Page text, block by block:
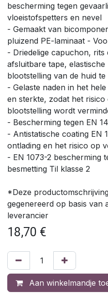
bescherming tegen
vloeistofspetters en nevel
- Gemaakt van
pluizend PE-laminaat -
- Driedelige capuchon,
afsluitbare tape,
blootstelling van de huid
- Gelaste naden in het
en sterkte, zodat het
blootstelling wordt
- Bescherming tegen EN
- Antistatische coating EN
ontlading en het risico op
- EN 1073-2 bescherming
besmetting Til klasse 2
*Deze
gegenereerd op basis van
leverancier
18,70 €
Aan winkelmandje